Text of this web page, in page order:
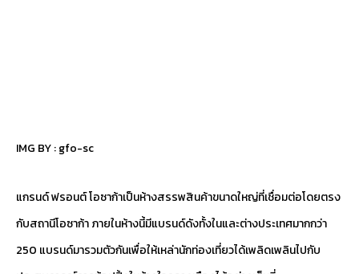
IMG BY :gfo-sc
แกรนด์ ฟรอนต์ โอซาก้าเป็นห้างสรรพสินค้าขนาดใหญ่ที่เชื่อมต่อโดยตรง
กับสถานีโอซาก้า ภายในห้างนี้มีแบรนด์ดังทั้งในและต่างประเทศมากกว่า
250 แบรนด์มารวมตัวกันเพื่อให้เหล่านักท่องเที่ยวได้เพลิดเพลินไปกับ